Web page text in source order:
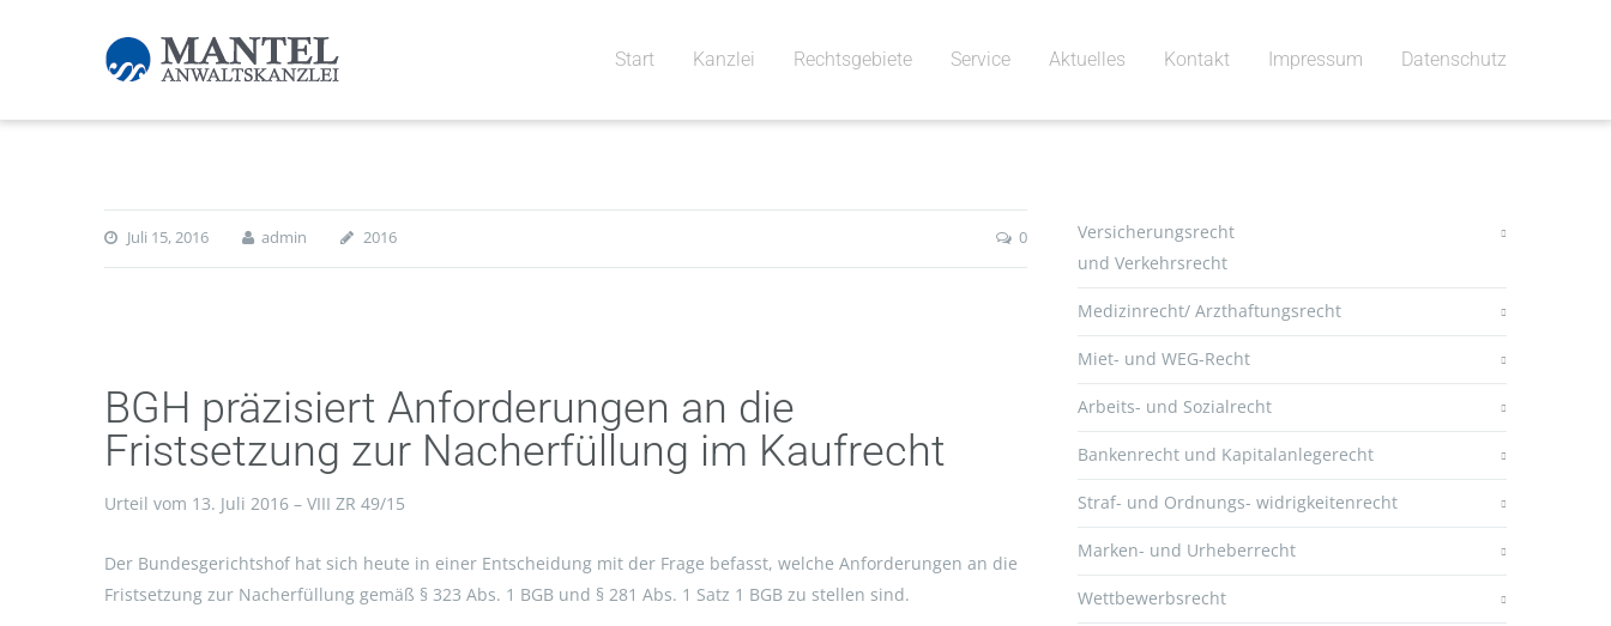
Start Kanzlei Rechtsgebiete Service Aktuelles Kontakt Impressum Datenschutz
Juli 15, 2016 admin 2016 0
BGH präzisiert Anforderungen an die
Fristsetzung zur Nacherfüllung im Kaufrecht
Urteil vom 13. Juli 2016 – VIII ZR 49/15
Der Bundesgerichtshof hat sich heute in einer Entscheidung mit der Frage befasst, welche Anforderungen an die
Fristsetzung zur Nacherfüllung gemäß § 323 Abs. 1 BGB und § 281 Abs. 1 Satz 1 BGB zu stellen sind.
Versicherungsrecht
und Verkehrsrecht
Medizinrecht/ Arzthaftungsrecht
Miet- und WEG-Recht
Arbeits- und Sozialrecht
Bankenrecht und Kapitalanlegerecht
Straf- und Ordnungs- widrigkeitenrecht
Marken- und Urheberrecht
Wettbewerbsrecht